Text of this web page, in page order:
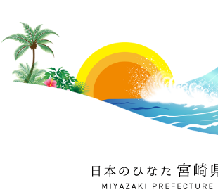
日本のひなた 宮崎県
MIYAZAKI PREFECTURE